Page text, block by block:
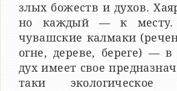
злых божеств и духов.
но каждый — к месту.
чувашские калмаки
огне, дереве, береге) —
дух имеет свое
таки экологическое